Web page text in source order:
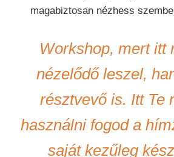
magabiztosan nézhess
Workshop, mert itt
nézelődő leszel,
résztvevő is. Itt Te
használni fogod a
saját kezűleg